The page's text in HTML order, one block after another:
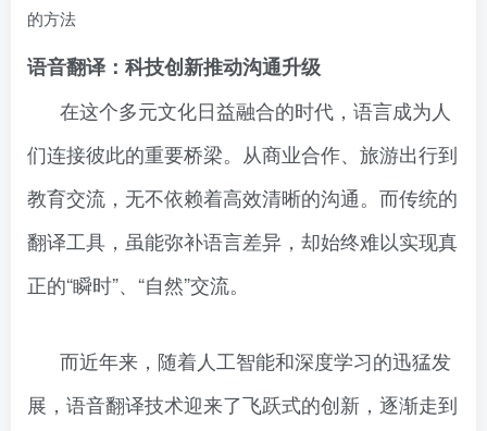
的方法
语音翻译：科技创新推动沟通升级
在这个多元文化日益融合的时代，语言成为人
们连接彼此的重要桥梁。从商业合作、旅游出行到
教育交流，无不依赖着高效清晰的沟通。而传统的
翻译工具，虽能弥补语言差异，却始终难以实现真
正的“瞬时”、“自然”交流。
而近年来，随着人工智能和深度学习的迅猛发
展，语音翻译技术迎来了飞跃式的创新，逐渐走到